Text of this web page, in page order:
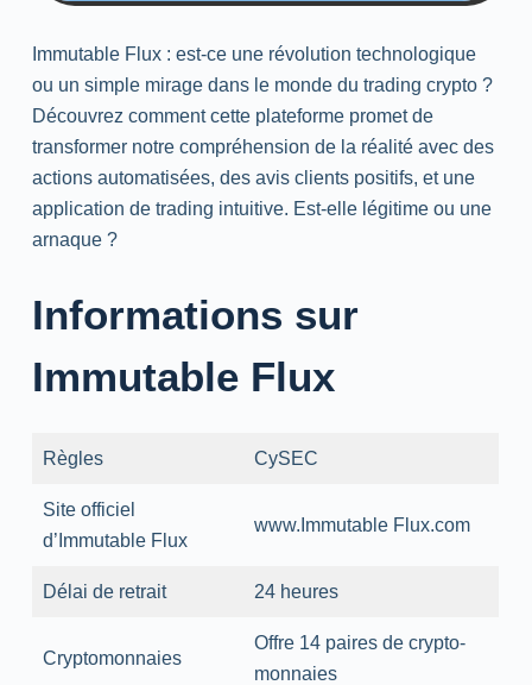
Immutable Flux : est-ce une révolution technologique
ou un simple mirage dans le monde du trading crypto ?
Découvrez comment cette plateforme promet de
transformer notre compréhension de la réalité avec des
actions automatisées, des avis clients positifs, et une
application de trading intuitive. Est-elle légitime ou une
arnaque ?
Informations sur
Immutable Flux
Règles CySEC
Site officiel
d’Immutable Flux
www.Immutable Flux.com
Délai de retrait 24 heures
Cryptomonnaies
Offre 14 paires de crypto-
monnaies